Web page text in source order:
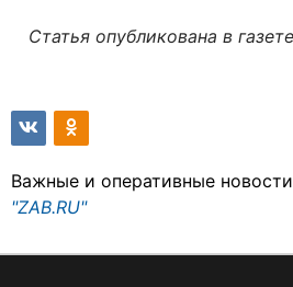
Статья опубликована в
Важные и оперативные
"ZAB.RU"